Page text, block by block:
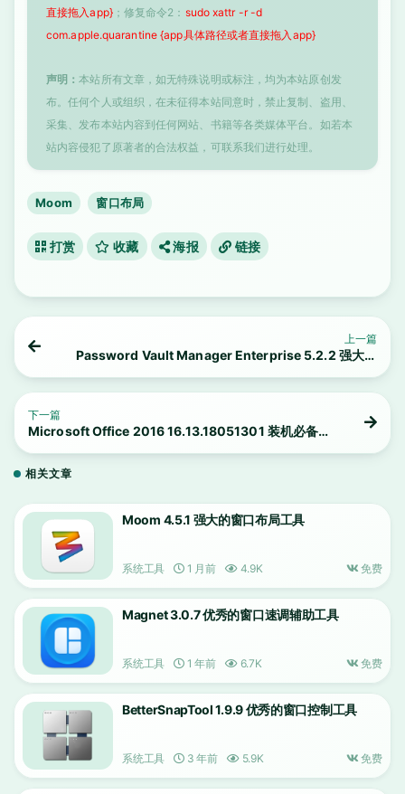
直接拖入app}；修复命令2： sudo xattr -r -d
com.apple.quarantine {app具体路径或者直接拖入app}
声明：本站所有文章，如无特殊说明或标注，均为本站原创发
布。任何个人或组织，在未征得本站同意时，禁止复制、盗用、
采集、发布本站内容到任何网站、书籍等各类媒体平台。如若本
站内容侵犯了原著者的合法权益，可联系我们进行处理。
Moom 窗口布局
打赏 收藏 海报 链接
上一篇
Password Vault Manager Enterprise 5.2.2 强大的
下一篇
Microsoft Office 2016 16.13.18051301 装机必备微
相关文章
Moom 4.5.1 强大的窗口布局工具
系统工具 1 月前 4.9K 免费
Magnet 3.0.7 优秀的窗口速调辅助工具
系统工具 1 年前 6.7K 免费
BetterSnapTool 1.9.9 优秀的窗口控制工具
系统工具 3 年前 5.9K 免费